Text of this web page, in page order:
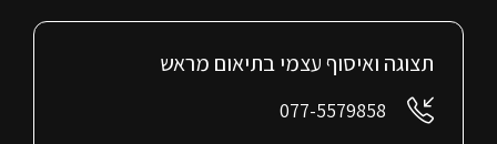
תצוגה ואיסוף עצמי בתיאום מראש
077-5579858